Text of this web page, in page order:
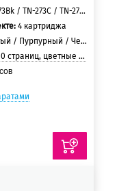
Brother TN-273Bk / TN-273C / TN-273M / TN-273Y
4 картриджа
/ Пурпурный / Черный
цветные - 1 300 страниц